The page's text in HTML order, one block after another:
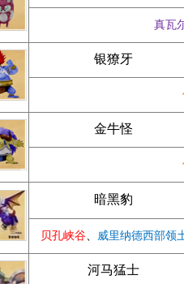
真瓦
银獠牙
金牛怪
暗黑豹
贝孔峡谷、 威里纳德西部领
河马猛士